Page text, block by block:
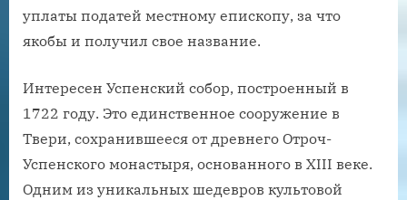
уплаты податей местному епископу, за что
якобы и получил свое название.
Интересен Успенский собор, построенный в
1722 году. Это единственное сооружение в
Твери, сохранившееся от древнего Отроч-
Успенского монастыря, основанного в XIII веке.
Одним из уникальных шедевров культовой